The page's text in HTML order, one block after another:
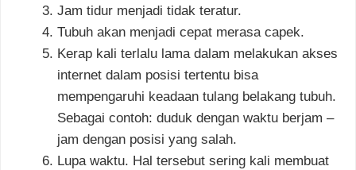
Jam tidur menjadi tidak teratur.
Tubuh akan menjadi cepat merasa capek.
Kerap kali terlalu lama dalam melakukan akses
internet dalam posisi tertentu bisa
mempengaruhi keadaan tulang belakang tubuh.
Sebagai contoh: duduk dengan waktu berjam –
jam dengan posisi yang salah.
Lupa waktu. Hal tersebut sering kali membuat